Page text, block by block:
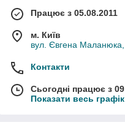
Працює з 05.08.2011
м. Київ
вул. Євгена Маланюка,
Контакти
Сьогодні працює з
Показати весь